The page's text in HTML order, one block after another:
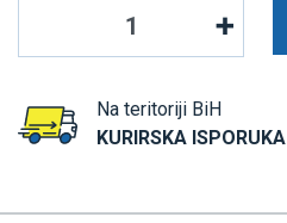
Na teritoriji BiH
KURIRSKA ISPORUKA